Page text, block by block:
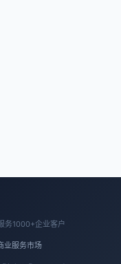
务1000+企业客户
业服务市场